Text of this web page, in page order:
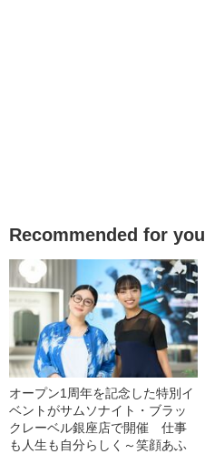
Recommended for you
オープン1周年を記念した特別イ
ベントがサムソナイト・ブラッ
クレーベル銀座店で開催 仕事
も人生も自分らしく～笑顔あふ